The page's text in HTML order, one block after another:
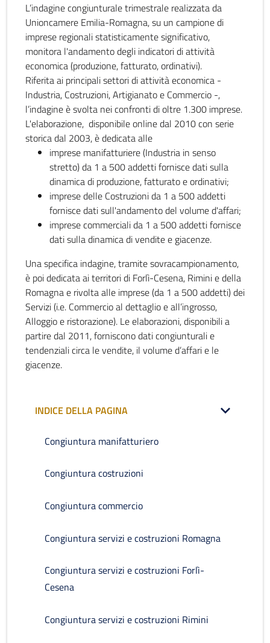
L’indagine congiunturale trimestrale realizzata da
Unioncamere Emilia-Romagna, su un campione di
imprese regionali statisticamente significativo,
monitora l'andamento degli indicatori di attività
economica (produzione, fatturato, ordinativi).
Riferita ai principali settori di attività economica -
Industria, Costruzioni, Artigianato e Commercio -,
l’indagine è svolta nei confronti di oltre 1.300 imprese.
L'elaborazione, disponibile online dal 2010 con serie
storica dal 2003, è dedicata alle
imprese manifatturiere (Industria in senso
stretto) da 1 a 500 addetti fornisce dati sulla
dinamica di produzione, fatturato e ordinativi;
imprese delle Costruzioni da 1 a 500 addetti
fornisce dati sull'andamento del volume d'affari;
imprese commerciali da 1 a 500 addetti fornisce
dati sulla dinamica di vendite e giacenze.
Una specifica indagine, tramite sovracampionamento,
è poi dedicata ai territori di Forlì-Cesena, Rimini e della
Romagna e rivolta alle imprese (da 1 a 500 addetti) dei
Servizi (i.e. Commercio al dettaglio e all’ingrosso,
Alloggio e ristorazione). Le elaborazioni, disponibili a
partire dal 2011, forniscono dati congiunturali e
tendenziali circa le vendite, il volume d’affari e le
giacenze.
INDICE DELLA PAGINA
Congiuntura manifatturiero
Congiuntura costruzioni
Congiuntura commercio
Congiuntura servizi e costruzioni Romagna
Congiuntura servizi e costruzioni Forlì-
Cesena
Congiuntura servizi e costruzioni Rimini